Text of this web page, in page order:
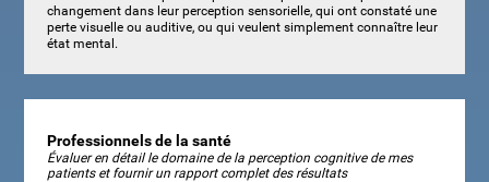
changement dans leur perception sensorielle, qui ont constaté une
perte visuelle ou auditive, ou qui veulent simplement connaître leur
état mental.
Professionnels de la santé
Évaluer en détail le domaine de la perception cognitive de mes
patients et fournir un rapport complet des résultats